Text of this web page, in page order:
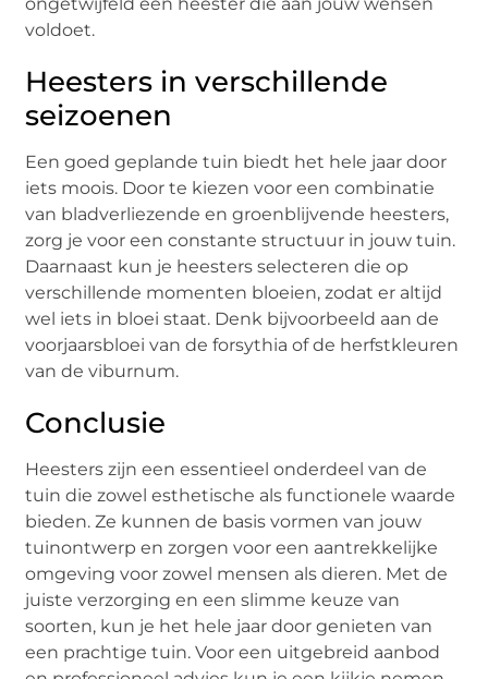
voldoet.
Heesters in verschillende
seizoenen
Een goed geplande tuin biedt het hele jaar door
iets moois. Door te kiezen voor een combinatie
van bladverliezende en groenblijvende heesters,
zorg je voor een constante structuur in jouw tuin.
Daarnaast kun je heesters selecteren die op
verschillende momenten bloeien, zodat er altijd
wel iets in bloei staat. Denk bijvoorbeeld aan de
voorjaarsbloei van de forsythia of de herfstkleuren
van de viburnum.
Conclusie
Heesters zijn een essentieel onderdeel van de
tuin die zowel esthetische als functionele waarde
bieden. Ze kunnen de basis vormen van jouw
tuinontwerp en zorgen voor een aantrekkelijke
omgeving voor zowel mensen als dieren. Met de
juiste verzorging en een slimme keuze van
soorten, kun je het hele jaar door genieten van
een prachtige tuin. Voor een uitgebreid aanbod